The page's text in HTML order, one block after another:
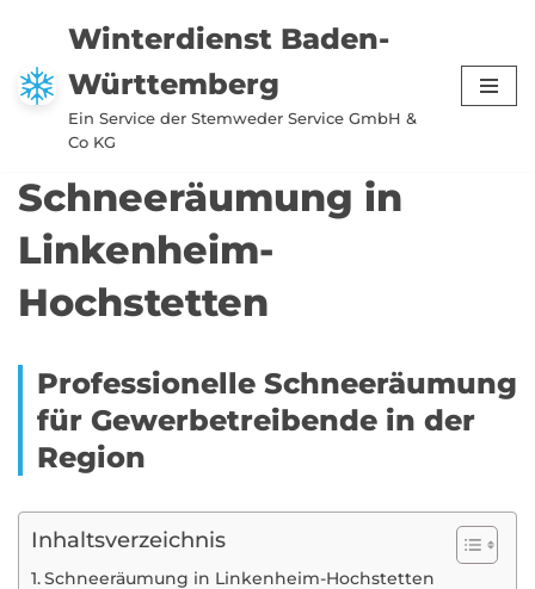
Zum
Inhalt
springen
Winterdienst Baden-
Württemberg
Ein Service der Stemweder Service GmbH &
Co KG
Schneeräumung in
Linkenheim-
Hochstetten
Professionelle Schneeräumung
für Gewerbetreibende in der
Region
Inhaltsverzeichnis
Schneeräumung in Linkenheim-Hochstetten